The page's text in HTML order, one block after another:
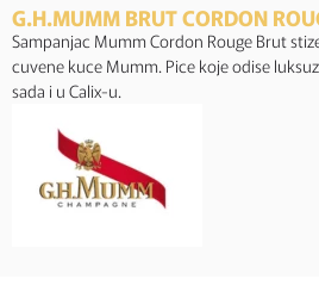
G.H.MUMM BRUT CORDON
Sampanjac Mumm Cordon Rouge Brut
cuvene kuce Mumm. Pice koje odise
sada i u Calix-u.